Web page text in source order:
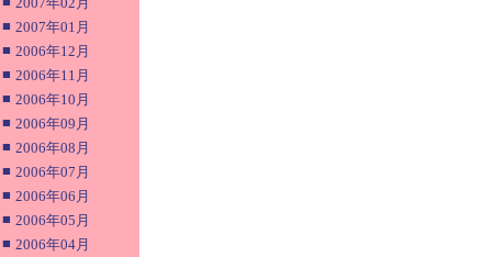
■ 2007年01月
■ 2006年12月
■ 2006年11月
■ 2006年10月
■ 2006年09月
■ 2006年08月
■ 2006年07月
■ 2006年06月
■ 2006年05月
■ 2006年04月